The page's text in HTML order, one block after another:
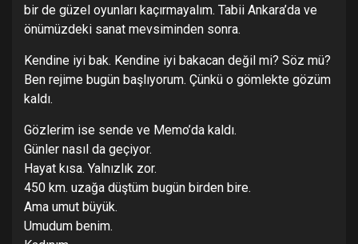
bir de güzel oyunları kaçırmayalım. Tabii Ankara’da ve
önümüzdeki sanat mevsiminden sonra.
Kendine iyi bak. Kendine iyi bakacan değil mi? Söz mü?
Ben rejime bugün başlıyorum. Çünkü o gömlekte gözüm
kaldı.
Gözlerim ise sende ve Memo’da kaldı.
Günler nasıl da geçiyor.
Hayat kısa. Yalnızlık zor.
450 km. uzağa düştüm bugün birden bire.
Ama umut büyük.
Umudum benim.